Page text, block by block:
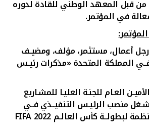
قبل المعهد الوطني للقادة لدوره
في المؤتمر.
:
رجل أعمال، مستثمر، مؤلف، ومضيـف
المملكة المتحدة «مذكرات رئيـس
العـام للجنـة العليـا للمشـاريع
منصب الرئيـس التنفيــذي فــي
لبطولــة كأس العالــم 2022 FIFA